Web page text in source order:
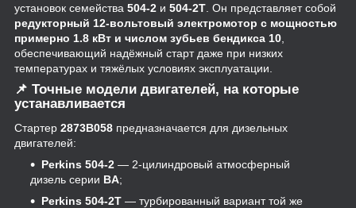
установок семейства 504‑2 и 504‑2T . Он представляет собой
редукторный 12‑вольтовый электромотор с мощностью
примерно 1.8 кВт и числом зубьев бендикса 10
обеспечивающий надёжный старт даже при низких
температурах и тяжёлых условиях эксплуатации.
📌 Точные модели двигателей, на которые
устанавливается
Стартер 2873B058 предназначается для дизельных
двигателей:
Perkins 504‑2 — 2‑цилиндровый атмосферный
дизель серии BA;
Perkins 504‑2T — турбированный вариант той же